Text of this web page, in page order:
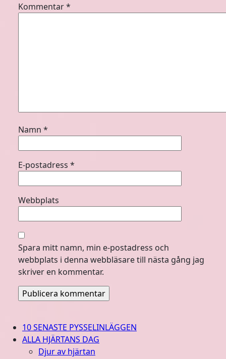
Kommentar*
Namn *
E-postadress *
Webbplats
Spara mitt namn, min e-postadress och
webbplats i denna webbläsare till nästa gång jag
skriver en kommentar.
10 SENASTE PYSSELINLÄGGEN
ALLA HJÄRTANS DAG
Djur av hjärtan